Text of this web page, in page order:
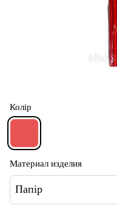
Колір
Материал изделия
Папір